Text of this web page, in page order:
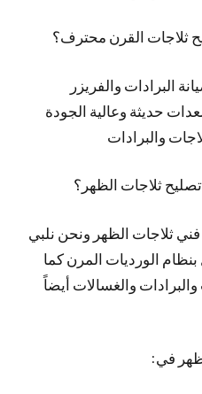
ثلاجات القرن محترف؟
البرادات والفريزر
حديثة وعالية الجودة
والبرادات
ثلاجات الظهر؟
ثلاجات الظهر ونحن نلبي
الورديات المرن كما
والبرادات والغسالات أيضاً
في: